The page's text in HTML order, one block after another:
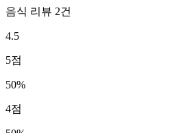
음식 리뷰 2건
4.5
5점
50%
4점